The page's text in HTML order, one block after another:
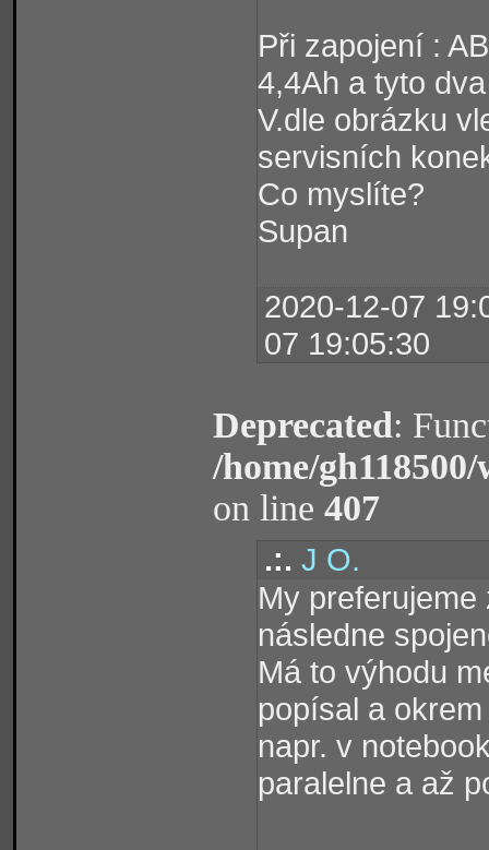
Při zapojení :
4,4Ah a tyto
V.dle obrázku
servisních
Co myslíte?
Supan
2020-12-07
07 19:05:30
Deprecated:
/home/
on line 407
.:. J O.
My
následne
Má to výhodu
popísal a
napr. v
paralelne a až